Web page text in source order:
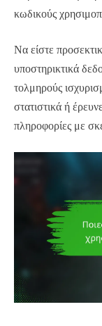
κωδικούς
Να είστε
υποστηρικτικά
τολμηρούς
στατιστικά ή
πληροφορίες με